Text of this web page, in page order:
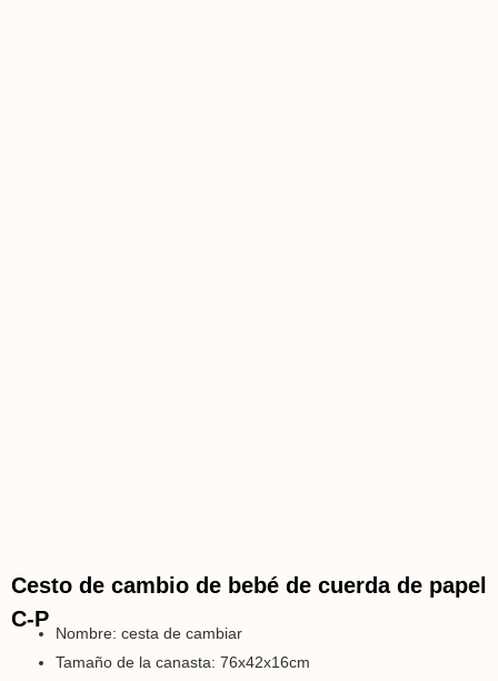
Cesto de cambio de bebé de cuerda de papel
C-P
Nombre: cesta de cambiar
Tamaño de la canasta: 76x42x16cm